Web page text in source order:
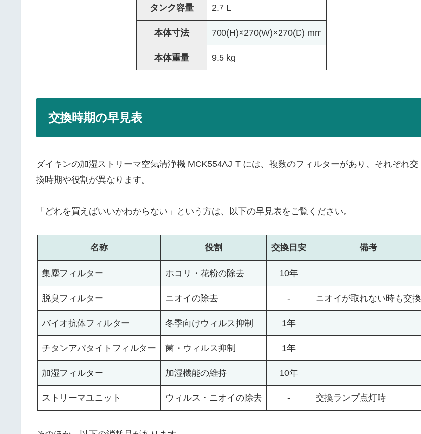
タンク容量 2.7 L
本体寸法 700(H)×270(W)×270(D) mm
本体重量 9.5 kg
交換時期の早見表
ダイキンの加湿ストリーマ空気清浄機 MCK554AJ-T には、複数のフィルターがあり、それぞれ交
換時期や役割が異なります。
「どれを買えばいいかわからない」という方は、以下の早見表をご覧ください。
名称 役割 交換目安 備考
集塵フィルター ホコリ・花粉の除去 10年
脱臭フィルター ニオイの除去 - ニオイが取れない時も交換
バイオ抗体フィルター 冬季向けウィルス抑制 1年
チタンアパタイトフィルター 菌・ウィルス抑制 1年
加湿フィルター 加湿機能の維持 10年
ストリーマユニット ウィルス・ニオイの除去 - 交換ランプ点灯時